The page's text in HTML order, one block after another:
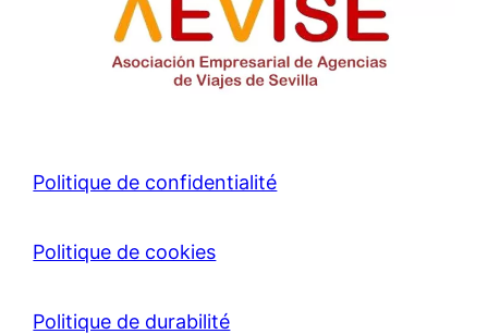
Politique de confidentialité
Politique de cookies
Politique de durabilité